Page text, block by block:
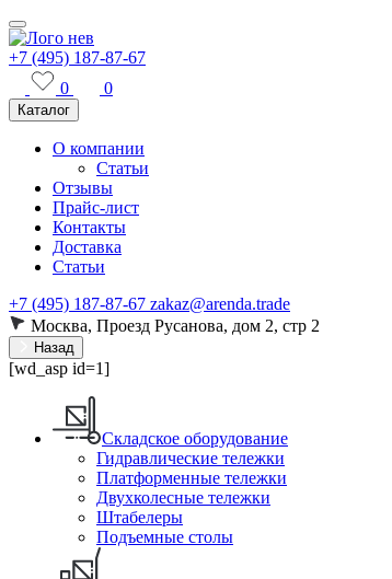
+7 (495) 187-87-67
0
0
Каталог
О компании
Статьи
Отзывы
Прайс-лист
Контакты
Доставка
Статьи
+7 (495) 187-87-67 zakaz@arenda.trade
Москва, Проезд Русанова, дом 2, стр 2
Назад
[wd_asp id=1]
Складское оборудование
Гидравлические тележки
Платформенные тележки
Двухколесные тележки
Штабелеры
Подъемные столы